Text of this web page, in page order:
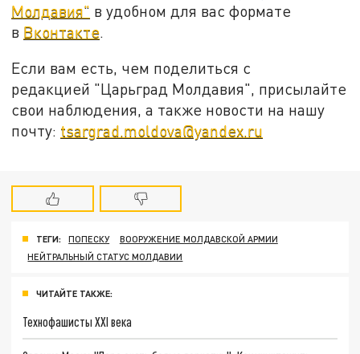
Молдавия" в удобном для вас формате
в Вконтакте
Если вам есть, чем поделиться с
редакцией "Царьград Молдавия", присылайте
свои наблюдения, а также новости на нашу
почту: tsargrad.moldova@yandex.ru
ТЕГИ: ПОПЕСКУ
ВООРУЖЕНИЕ МОЛДАВСКОЙ АРМИИ
НЕЙТРАЛЬНЫЙ СТАТУС МОЛДАВИИ
ЧИТАЙТЕ ТАКЖЕ:
Технофашисты XXI века